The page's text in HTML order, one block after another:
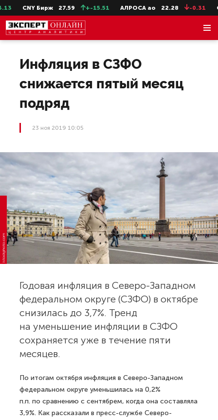
CNY Бирж 27.59 +-15.51 АЛРОСА ао 22.28 -0.31
Инфляция в СЗФО
снижается пятый месяц
подряд
23 ноя 2019 10:05
istockphoto.com
Годовая инфляция в Северо-Западном
федеральном округе (СЗФО) в октябре
снизилась до 3,7%. Тренд
на уменьшение инфляции в СЗФО
сохраняется уже в течение пяти
месяцев.
По итогам октября инфляция в Северо-Западном
федеральном округе уменьшилась на 0,2%
п.п. по сравнению с сентябрем, когда она составляла
3,9%. Как рассказали в пресс-службе Северо-